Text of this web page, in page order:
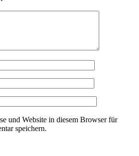
und Website in diesem Browser für
speichern.